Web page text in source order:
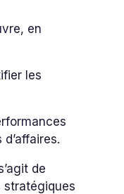
en
les
de
stratégiques